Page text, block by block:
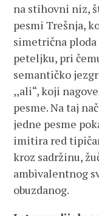
na stihovni niz,
pesmi Trešnja,
simetrična ploda
peteljku, pri
semantičko
,,ali“, koji
pesme. Na taj
jedne pesme
imitira red
kroz sadržinu,
ambivalentnog
obuzdanog.